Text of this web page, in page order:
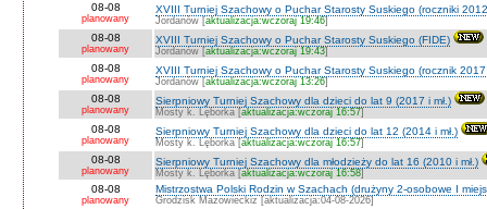
08-08
planowany
XVIII Turniej Szachowy o Puchar Starosty Suskiego (roczniki
Jordanów [aktualizacja:wczoraj 19:46]
08-08
planowany
XVIII Turniej Szachowy o Puchar Starosty Suskiego (FIDE)
Jordanów [aktualizacja:wczoraj 19:43]
08-08
planowany
XVIII Turniej Szachowy o Puchar Starosty Suskiego (rocznik 2017
Jordanów [aktualizacja:wczoraj 13:26]
08-08
planowany
Sierpniowy Turniej Szachowy dla dzieci do lat 9 (2017 i mł.)
Mosty k. Lęborka [aktualizacja:wczoraj 16:57]
08-08
planowany
Sierpniowy Turniej Szachowy dla dzieci do lat 12 (2014 i mł.)
Mosty k. Lęborka [aktualizacja:wczoraj 16:57]
08-08
planowany
Sierpniowy Turniej Szachowy dla młodzieży do lat 16 (2010 i mł.)
Mosty k. Lęborka [aktualizacja:wczoraj 16:58]
08-08
planowany
Mistrzostwa Polski Rodzin w Szachach (drużyny 2-osobowe I
Grodzisk Mazowieckiz [aktualizacja:04-08-2026]